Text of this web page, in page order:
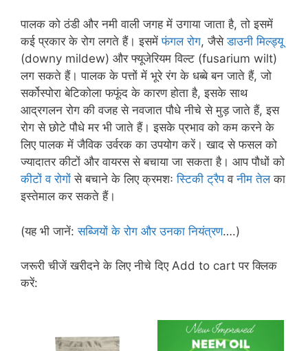
पालक को ठंडी और नमी वाली जगह में उगाया जाता है, तो इसमें
कई प्रकार के रोग लगते हैं। इसमेंफंगल रोग, जैसेडाउनी मिल्ड्यू
(downy mildew) और फ्यूजेरियम विल्ट (fusarium wilt)
लग सकते हैं। पालक के पत्तों में भूरे रंग के धब्बे बन जाते हैं, जो
सर्कोस्पोरा बेटिकोला फफूंद के कारण होता है, इसके साथ
आद्रगलन रोग की वजह से नवजात पौधे नीचे से मुड़ जाते हैं, इस
रोग से छोटे पौधे मर भी जाते हैं। इसके प्रभाव को कम करने के
लिए पालक में जैविक उर्वरक का उपयोग करें। खाद से फसल को
ज्यादातर कीटों और वायरस से बचाया जा सकता है। आप पौधों को
कीटों व रोगों से बचाने के लिए क्रमशःस्टिकी ट्रैपवनीम तेलका
इस्तेमाल कर सकते हैं।
(यह भी जानें:सब्जियों के रोग और उनका नियंत्रण….)
जरूरी चीजें खरीदने के लिए नीचे दिए Add to cart पर क्लिक
करें: